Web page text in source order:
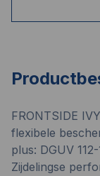
FRONTSIDE
flexibele
plus: DGUV
Zijdelingse